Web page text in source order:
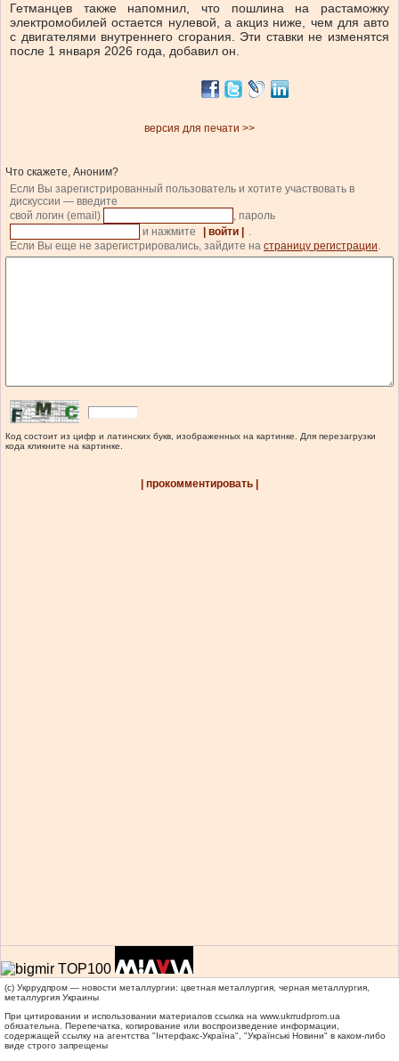
Гетманцев также напомнил, что пошлина на растаможку
электромобилей остается нулевой, а акциз ниже, чем для авто
с двигателями внутреннего сгорания. Эти ставки не изменятся
после 1 января 2026 года, добавил он.
версия для печати >>
Что скажете, Аноним?
Если Вы зарегистрированный пользователь и хотите участвовать в
дискуссии — введите
свой логин (email)
, пароль
и нажмите
| войти |
.
Если Вы еще не зарегистрировались, зайдите на страницу регистрации.
Код состоит из цифр и латинских букв, изображенных на картинке. Для перезагрузки
кода кликните на картинке.
| прокомментировать |
(c) Укррудпром — новости металлургии: цветная металлургия, черная металлургия,
металлургия Украины
При цитировании и использовании материалов ссылка на www.ukrrudprom.ua
обязательна. Перепечатка, копирование или воспроизведение информации,
содержащей ссылку на агентства "Iнтерфакс-Україна", "Українськi Новини" в каком-либо
виде строго запрещены